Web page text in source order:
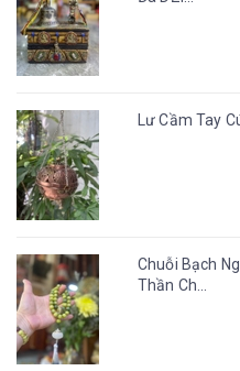
Lư Cầm Tay
Chuỗi Bạch
Thần Ch...